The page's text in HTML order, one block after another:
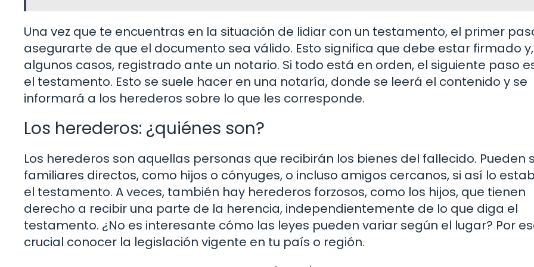
Una vez que te encuentras en la situación de lidiar con un testamento, el primer
asegurarte de que el documento sea válido. Esto significa que debe estar firmado
algunos casos, registrado ante un notario. Si todo está en orden, el siguiente paso
el testamento. Esto se suele hacer en una notaría, donde se leerá el contenido y se
informará a los herederos sobre lo que les corresponde.
Los herederos: ¿quiénes son?
Los herederos son aquellas personas que recibirán los bienes del fallecido. Pueden
familiares directos, como hijos o cónyuges, o incluso amigos cercanos, si así lo
el testamento. A veces, también hay herederos forzosos, como los hijos, que tienen
derecho a recibir una parte de la herencia, independientemente de lo que diga el
testamento. ¿No es interesante cómo las leyes pueden variar según el lugar? Por
crucial conocer la legislación vigente en tu país o región.